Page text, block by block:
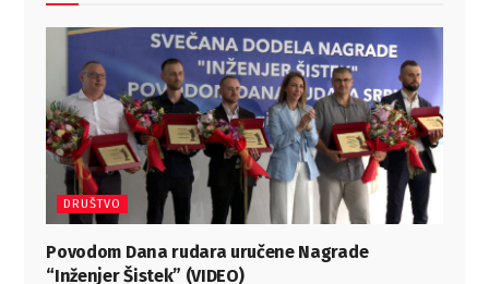
DRUŠTVO
Povodom Dana rudara uručene Nagrade
“Inženjer Šistek” (VIDEO)